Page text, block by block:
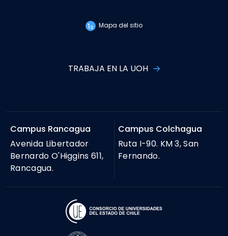
Mapa del sitio
TRABAJA EN LA UOH
Campus Rancagua
Avenida Libertador
Bernardo O'Higgins 611,
Rancagua.
Campus Colchagua
Ruta I-90. KM 3, San
Fernando.